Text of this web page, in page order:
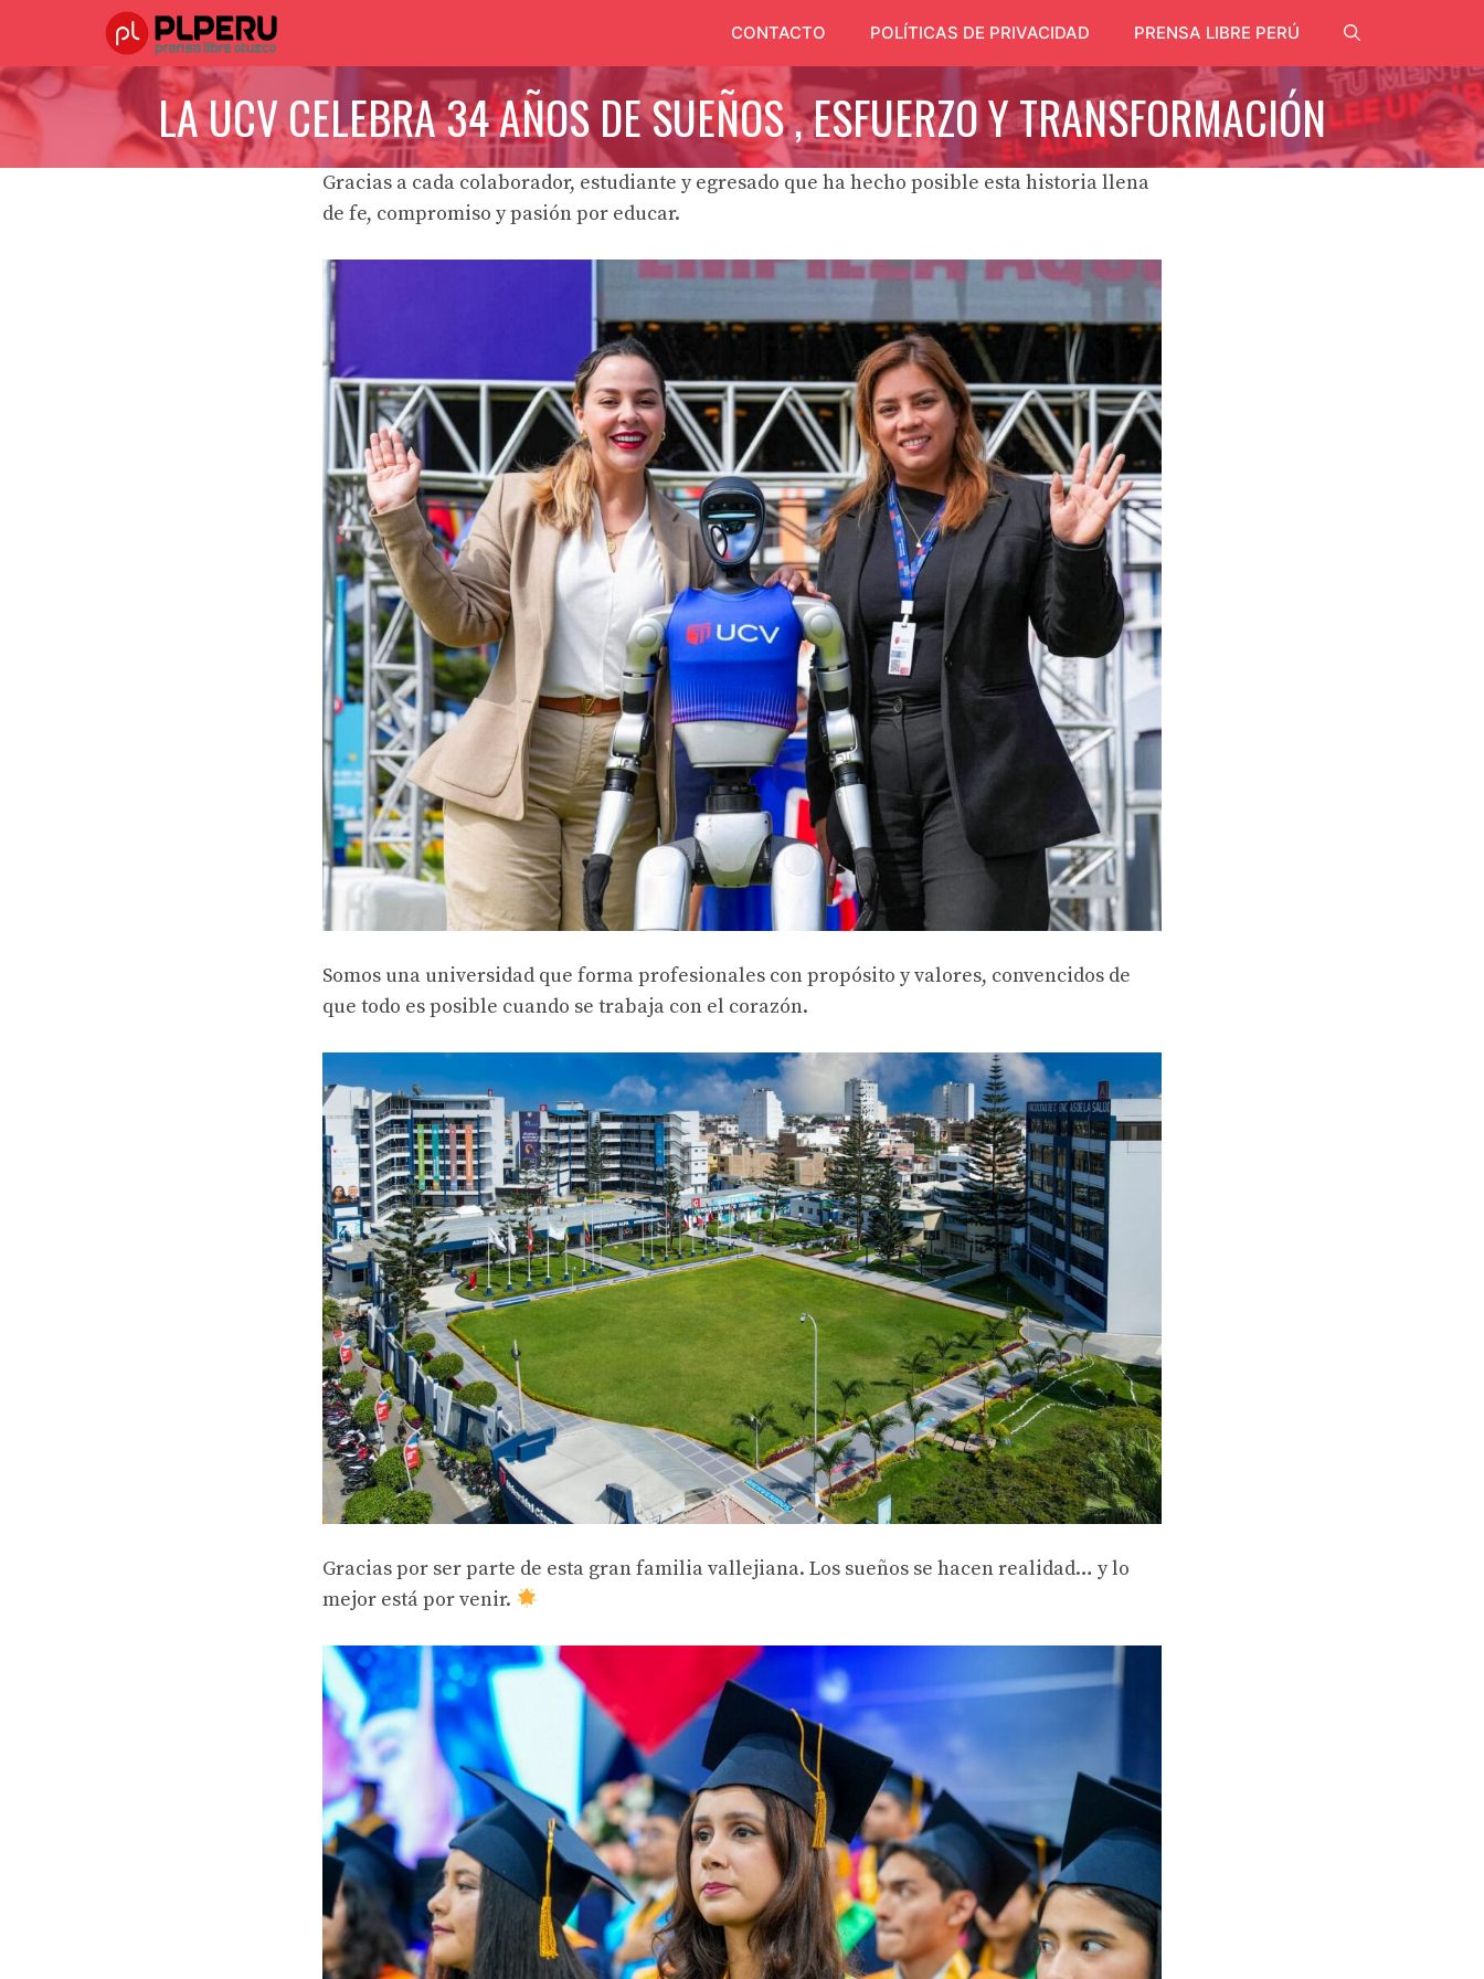
contenido
CONTACTO POLÍTICAS DE PRIVACIDAD PRENSA LIBRE PERÚ
LA UCV CELEBRA 34 AÑOS DE SUEÑOS , ESFUERZO Y TRANSFORMACIÓN
Gracias a cada colaborador, estudiante y egresado que ha hecho posible esta historia llena
de fe, compromiso y pasión por educar.
Somos una universidad que forma profesionales con propósito y valores, convencidos de
que todo es posible cuando se trabaja con el corazón.
Gracias por ser parte de esta gran familia vallejiana. Los sueños se hacen realidad… y lo
mejor está por venir.